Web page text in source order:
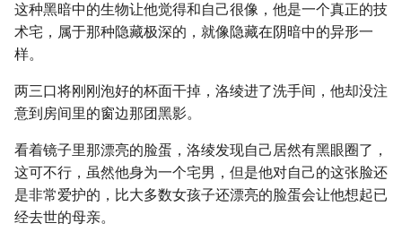
这种黑暗中的生物让他觉得和自己很像，他是一个真正的技
术宅，属于那种隐藏极深的，就像隐藏在阴暗中的异形一
样。
两三口将刚刚泡好的杯面干掉，洛绫进了洗手间，他却没注
意到房间里的窗边那团黑影。
看着镜子里那漂亮的脸蛋，洛绫发现自己居然有黑眼圈了，
这可不行，虽然他身为一个宅男，但是他对自己的这张脸还
是非常爱护的，比大多数女孩子还漂亮的脸蛋会让他想起已
经去世的母亲。